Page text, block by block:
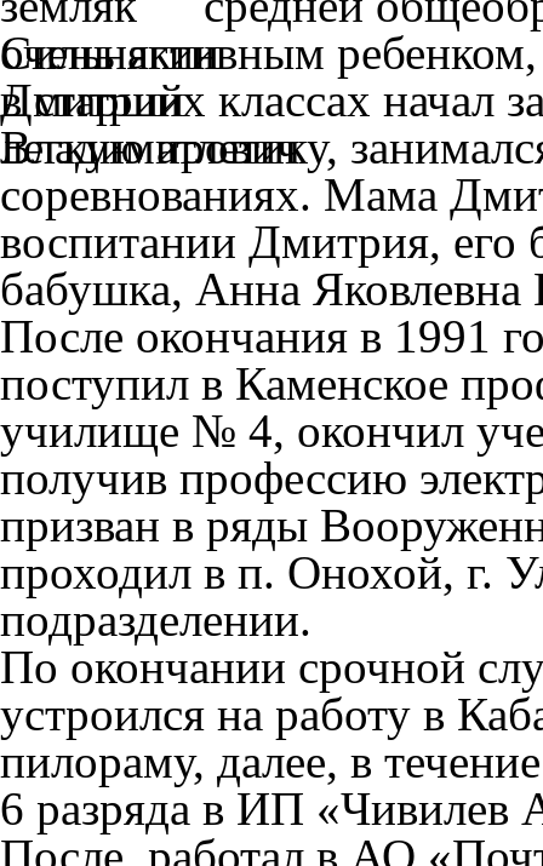
очень активным
в старших классах начал
легкую атлетику,
соревнованиях. Мама
воспитании Дмитрия, его
бабушка, Анна Яковлевна
После окончания в 1991
поступил в Каменское
училище № 4, окончил
получив профессию
призван в ряды
проходил в п. Онохой, г.
подразделении.
По окончании срочной
устроился на работу в
пилораму, далее, в
6 разряда в ИП «Чивилев